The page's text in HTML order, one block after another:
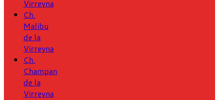
Virreyna
Ch.
Malibu
de la
Virreyna
Ch.
Champan
de la
Virreyna